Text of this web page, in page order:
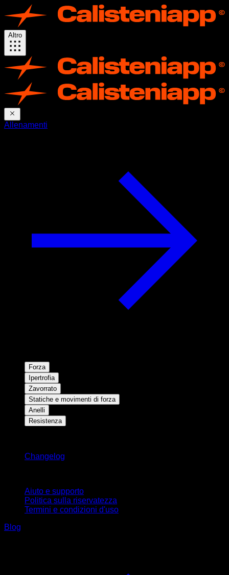
Altro
Allenamenti
Forza
Ipertrofia
Zavorrato
Statiche e movimenti di forza
Anelli
Resistenza
Changelog
Aiuto e supporto
Politica sulla riservatezza
Termini e condizioni d'uso
Blog